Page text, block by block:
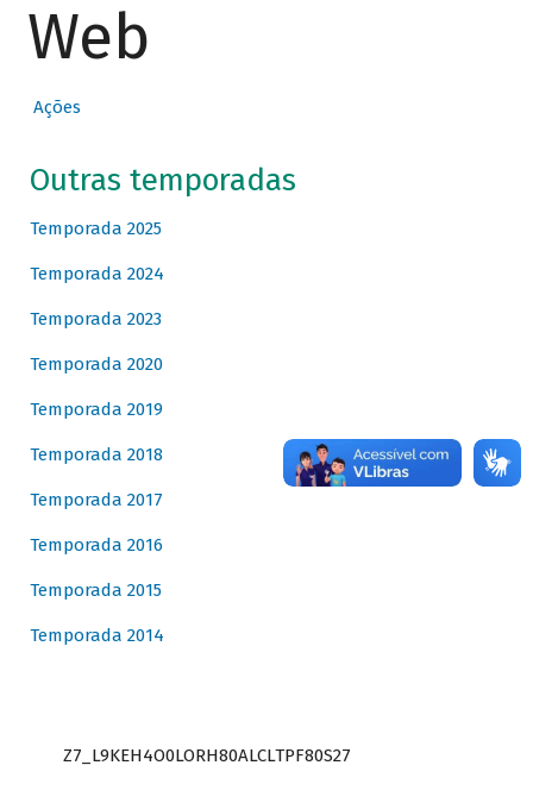
Web
Ações
Outras temporadas
Temporada 2025
Temporada 2024
Temporada 2023
Temporada 2020
Temporada 2019
Temporada 2018
Temporada 2017
Temporada 2016
Temporada 2015
Temporada 2014
Z7_L9KEH4O0LORH80ALCLTPF80S27